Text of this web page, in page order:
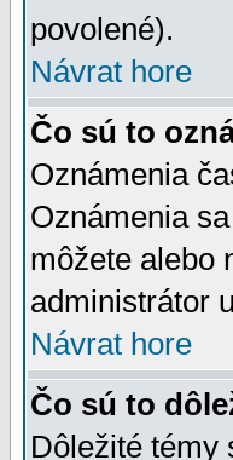
povolené).
Návrat hore
Čo sú to
Oznámenia
Oznámenia
môžete alebo
administrátor
Návrat hore
Čo sú to
Dôležité témy